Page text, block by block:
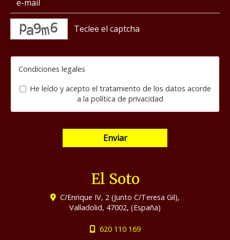
Condiciones legales
He leído y acepto el tratamiento de los datos acorde
a la política de privacidad
Enviar
El Soto
C/Enrique IV, 2 (Junto C/Teresa Gil),
Valladolid, 47002, (España)
620 110 169